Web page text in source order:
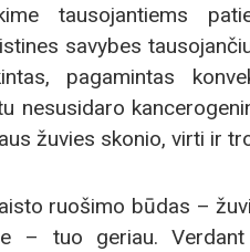
tausojantiems
savybes
pagamintas
nesusidaro
žuvies skonio, virti ir
ruošimo būdas –
– tuo geriau.